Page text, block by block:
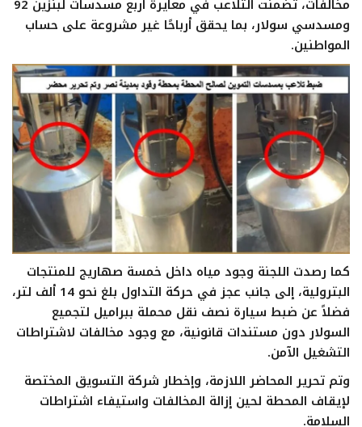
مخالفات، تضمنت التلاعب في معايرة أربع مسدسات لبنزين 92
ومسدسي سولار، بما يحقق أرباحًا غير مشروعة على حساب
المواطنين.
كما رصدت اللجنة وجود مياه داخل خمسة صهاريج للمنتجات
البترولية، إلى جانب عجز في حركة التداول بلغ نحو 14 ألف لتر،
فضلاً عن ضبط سيارة نصف نقل محملة ببراميل لتجميع
السولار دون مستندات قانونية، مع وجود مخالفات لاشتراطات
التشغيل الآمن.
وتم تحرير المحاضر اللازمة، وإخطار شركة التسويق المختصة
لإيقاف المحطة لحين إزالة المخالفات واستيفاء اشتراطات
السلامة.